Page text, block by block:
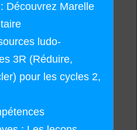
Découvrez Marelle
ludo-
3R (Réduire,
pour les cycles 2,